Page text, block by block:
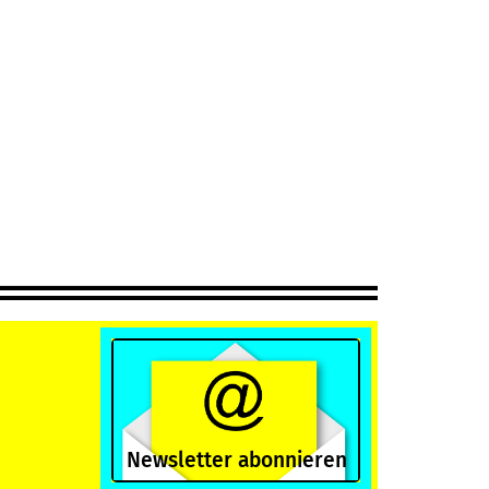
Newsletter abonnieren